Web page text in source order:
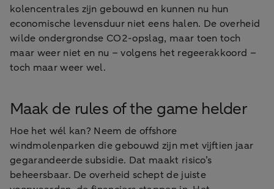
kolencentrales zijn gebouwd en kunnen nu hun
economische levensduur niet eens halen. De overheid
wilde ondergrondse CO2-opslag, maar toen toch
maar weer niet en nu – volgens het regeerakkoord –
toch maar weer wel.
Maak de rules of the game helder
Hoe het wél kan? Neem de offshore
windmolenparken die gebouwd zijn met vijftien jaar
gegarandeerde subsidie. Dat maakt risico’s
beheersbaar. De overheid schept de juiste